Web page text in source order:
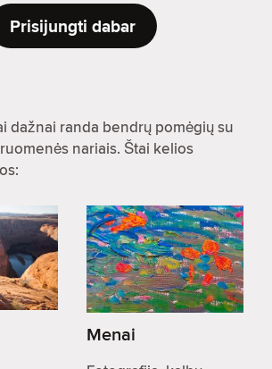
Prisijungti dabar
dažnai randa bendrų pomėgių su
nariais. Štai kelios
Menai